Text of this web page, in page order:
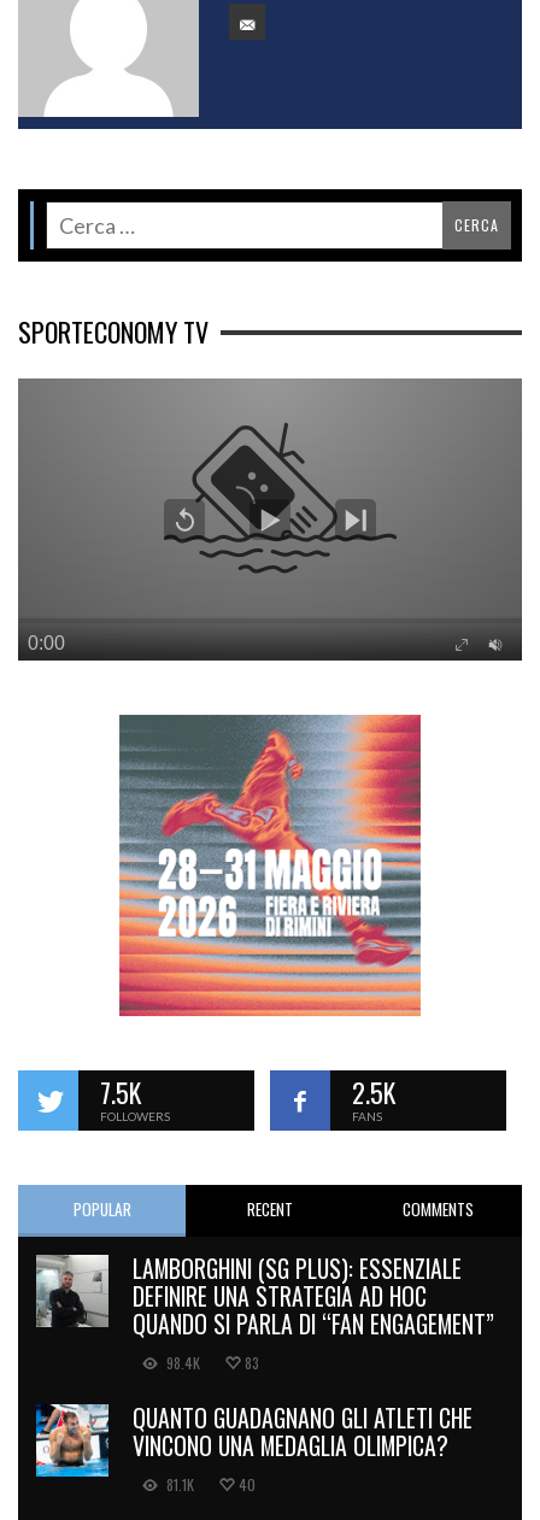
SPORTECONOMY TV
7.5K
FOLLOWERS
2.5K
FANS
POPULAR RECENT COMMENTS
LAMBORGHINI (SG PLUS): ESSENZIALE
DEFINIRE UNA STRATEGIA AD HOC
QUANDO SI PARLA DI “FAN ENGAGEMENT”
98.4K 83
QUANTO GUADAGNANO GLI ATLETI CHE
VINCONO UNA MEDAGLIA OLIMPICA?
81.1K 40